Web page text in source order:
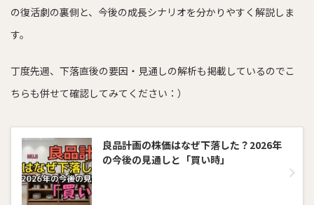
の復活劇の裏側と、今後の成長シナリオを分かりやすく解説しま
す。
丁度先週、下落直後の要因・見通しの解析も掲載しているのでこ
ちらも併せて確認してみてください：）
良品計画の株価はなぜ下落した？2026年
の今後の見通しと「買い時」